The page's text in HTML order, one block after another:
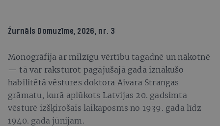
Žurnāls Domuzīme, 2026, nr. 3
Monogrāfija ar milzīgu vērtību tagadnē un nākotnē
— tā var raksturot pagājušajā gadā iznākušo
habilitētā vēstures doktora Aivara Strangas
grāmatu, kurā aplūkots Latvijas 20. gadsimta
vēsturē izšķirošais laikaposms no 1939. gada līdz
1940. gada jūnijam.